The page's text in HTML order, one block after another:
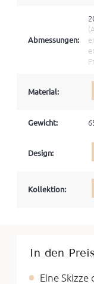
Abmessungen:
Material:
Gewicht:
Design:
Kollektion:
In den
Eine Skizze